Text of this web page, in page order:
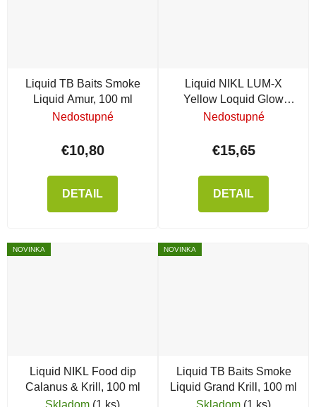
Liquid TB Baits Smoke
Liquid Amur, 100 ml
Nedostupné
€10,80
DETAIL
Liquid NIKL LUM-X
Yellow Loquid Glow
Corn
Nedostupné
€15,65
DETAIL
NOVINKA
Liquid NIKL Food dip
Calanus & Krill, 100 ml
Skladom (1 ks)
NOVINKA
Liquid TB Baits Smoke
Liquid Grand Krill, 100 ml
Skladom (1 ks)